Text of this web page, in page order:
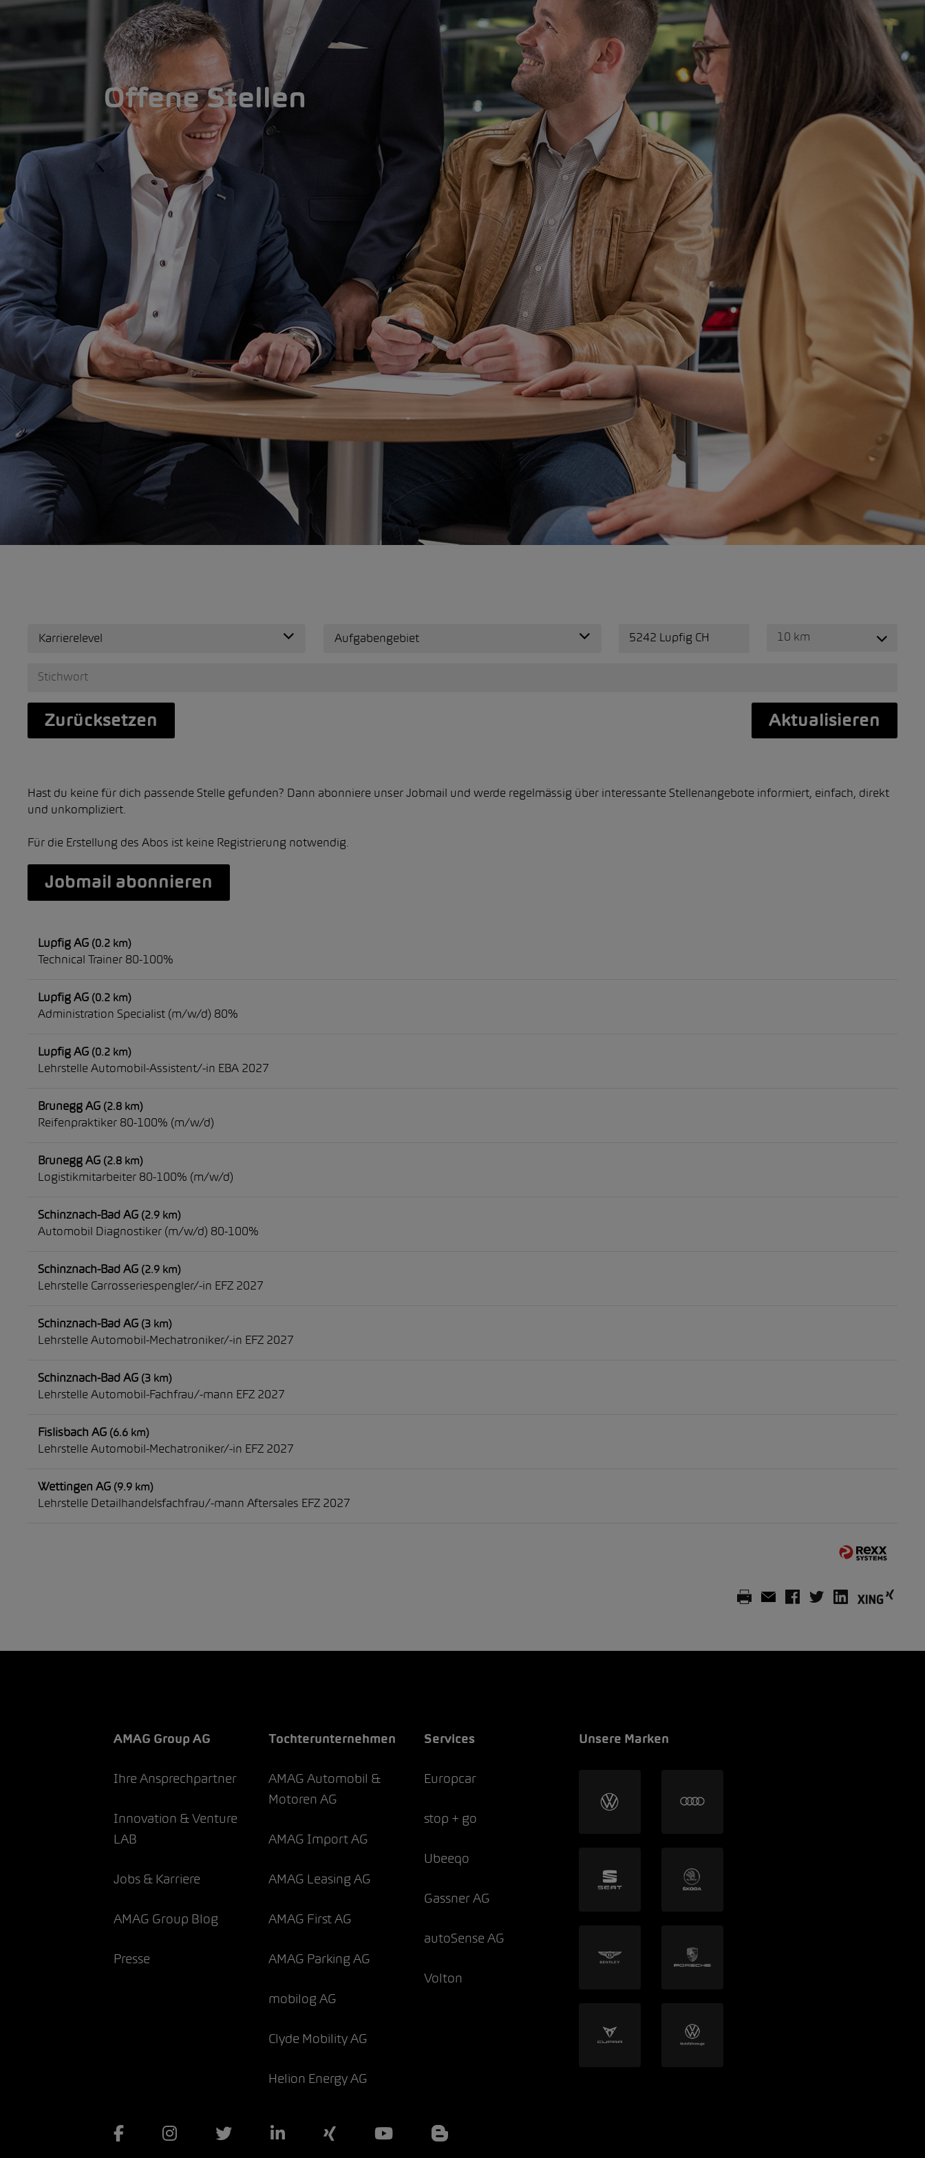
Offene Stellen
Karrierelevel Aufgabengebiet 10 km
Zurücksetzen Aktualisieren
Hast du keine für dich passende Stelle gefunden? Dann abonniere unser Jobmail und werde regelmässig über interessante Stellenangebote informiert, einfach, direkt
und unkompliziert.
Für die Erstellung des Abos ist keine Registrierung notwendig.
Jobmail abonnieren
Lupfig AG (0.2 km)
Technical Trainer 80-100%
Lupfig AG (0.2 km)
Administration Specialist (m/w/d) 80%
Lupfig AG (0.2 km)
Lehrstelle Automobil-Assistent/-in EBA 2027
Brunegg AG (2.8 km)
Reifenpraktiker 80-100% (m/w/d)
Brunegg AG (2.8 km)
Logistikmitarbeiter 80-100% (m/w/d)
Schinznach-Bad AG (2.9 km)
Automobil Diagnostiker (m/w/d) 80-100%
Schinznach-Bad AG (2.9 km)
Lehrstelle Carrosseriespengler/-in EFZ 2027
Schinznach-Bad AG (3 km)
Lehrstelle Automobil-Mechatroniker/-in EFZ 2027
Schinznach-Bad AG (3 km)
Lehrstelle Automobil-Fachfrau/-mann EFZ 2027
Fislisbach AG (6.6 km)
Lehrstelle Automobil-Mechatroniker/-in EFZ 2027
Wettingen AG (9.9 km)
Lehrstelle Detailhandelsfachfrau/-mann Aftersales EFZ 2027
AMAG Group AG
Ihre Ansprechpartner
Innovation & Venture
LAB
Jobs & Karriere
AMAG Group Blog
Presse
Tochterunternehmen
AMAG Automobil &
Motoren AG
AMAG Import AG
AMAG Leasing AG
AMAG First AG
AMAG Parking AG
mobilog AG
Clyde Mobility AG
Helion Energy AG
Services
Europcar
stop + go
Ubeeqo
Gassner AG
autoSense AG
Volton
Unsere Marken